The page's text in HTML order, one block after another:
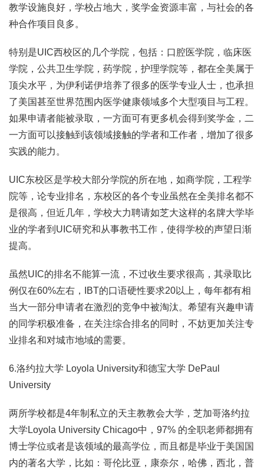
教学设施良好，学校占地大，奖学金资源丰富，与社会的各
种合作项目良多。
特别是UIC西校区的几个学院，包括：口腔医学院，临床医
学院，公共卫生学院，药学院，护理学院等，都在全美属于
顶尖水平，为伊利诺伊培养了很多的医学专业人士，也承担
了美国甚至世界范围内医学健康领域多个大型项目与工程。
如果申请者能被录取，一方面可有更多机会得到奖学金，二
一方面可以接触到该领域接触的学者和工作者，增加了很多
实践的能力。
UIC东校区是学校大部分学院的所在地，如商学院，工程学
院等，论专业排名，东校区的各个专业虽然在全美排名都不
是很高，但近几年，学校大力聘请如芝大这样的名牌大学毕
业的学者到UIC研究和从事教书工作，使得学校的声望日渐
提高。
虽然UIC的排名不能算一流，不过收生要求很高，其录取比
例仅在60%左右，IBT的口语硬性要求20以上，每年都有相
当大一部分申请者在激烈的竞争中被淘汰。希望有兴趣申请
的同学积极准备，在关注综合排名的同时，不妨更加关注专
业排名和对城市地域的需要。
6.洛约拉大学 Loyola University和德宝大学 DePaul
University
两所学校都是4年制私立的天主教教会大学，芝加哥洛约拉
大学Loyola University Chicago中，97% 的全职老师都拥有
博士学位或者是该领域的最高学位，而且都是毕业于美国国
内的著名大学，比如：哥伦比亚，康奈尔，哈佛，西北，普